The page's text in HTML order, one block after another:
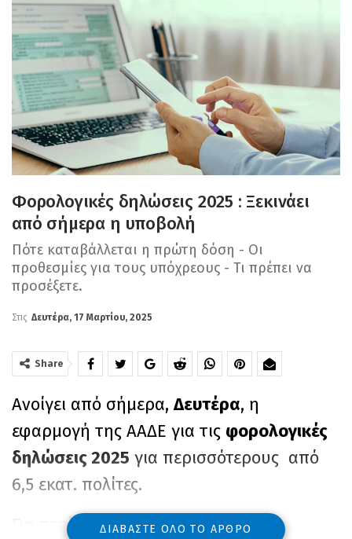
Φορολογικές δηλώσεις 2025 : Ξεκινάει
από σήμερα η υποβολή
Πότε καταβάλλεται η πρώτη δόση - Οι
προθεσμίες για τους υπόχρεους - Τι πρέπει να
προσέξετε.
Στις Δευτέρα, 17 Μαρτίου, 2025
Share
Ανοίγει από σήμερα,Δευτέρα, η
εφαρμογή της ΑΑΔΕ για τις φορολογικές
δηλώσεις 2025 για περισσότερους από
6,5 εκατ. πολίτες.
Για περίπου 1,4 εκατ. μισθωτούς και
ΔΙΑΒΆΣΤΕ ΌΛΟ ΤΟ ΆΡΘΡΟ